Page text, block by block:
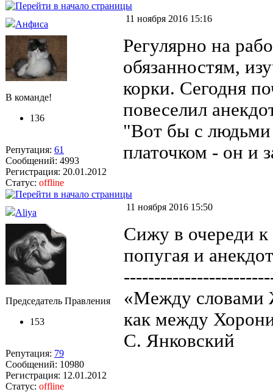
Анфиса
11 ноября 2016 15:16
В команде!
136
Репутация: 61
Сообщений: 4993
Регистрация: 20.01.2012
Статус: offline
Регулярно на
обязанностям,
корки. Сегодня
повеселил
"Вот бы с людьми
платочком - он и
Aliya
11 ноября 2016 15:50
Председатель Правления
153
Репутация: 79
Сообщений: 10980
Регистрация: 12.01.2012
Статус: offline
Сижу в очереди к
попугая и
«Между словами
как между
С. Янковский